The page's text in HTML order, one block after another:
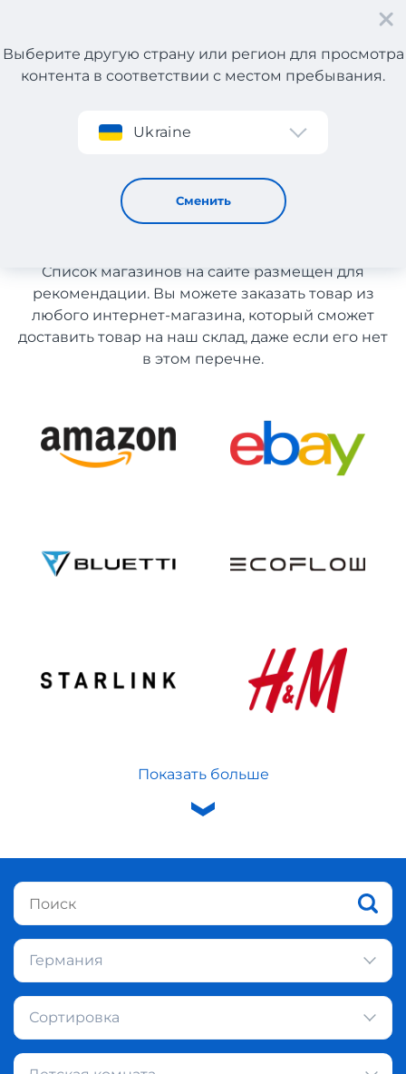
Регистрация
Выберите другую страну или регион для просмотра
контента в соответствии с местом пребывания.
Ukraine
Сменить
Все для детской комнаты с Германии
Все для детской комнаты с
Германии
Список магазинов на сайте размещен для
рекомендации. Вы можете заказать товар из
любого интернет-магазина, который сможет
доставить товар на наш склад, даже если его нет
в этом перечне.
Показать больше
Германия
Сортировка